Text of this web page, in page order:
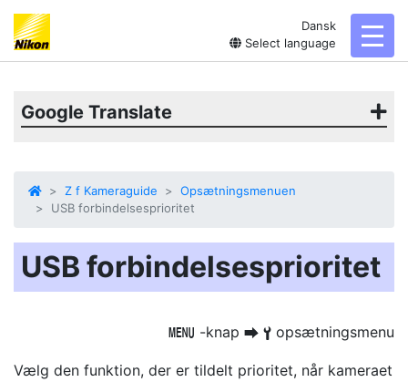
Dansk
Select language
Google Translate
Z f Kameraguide
Opsætningsmenuen
USB forbindelsesprioritet
USB forbindelsesprioritet
G -knap U B opsætningsmenu
Vælg den funktion, der er tildelt prioritet, når kameraet